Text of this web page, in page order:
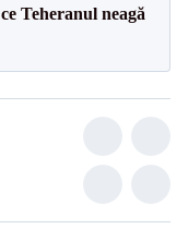
Teheranul neagă